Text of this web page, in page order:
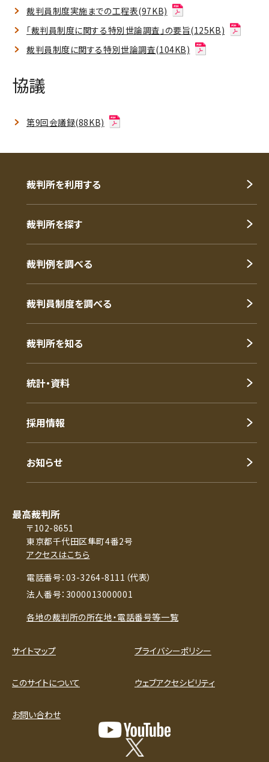
裁判員制度実施までの工程表(97KB)
「裁判員制度に関する特別世論調査」の要旨(125KB)
裁判員制度に関する特別世論調査(104KB)
協議
第9回会議録(88KB)
裁判所を利用する
裁判所を探す
裁判例を調べる
裁判員制度を調べる
裁判所を知る
統計・資料
採用情報
お知らせ
最高裁判所
〒102-8651
東京都千代田区隼町4番2号
アクセスはこちら
電話番号：03-3264-8111（代表）
法人番号：3000013000001
各地の裁判所の所在地・電話番号等一覧
サイトマップ プライバシーポリシー
このサイトについて ウェブアクセシビリティ
お問い合わせ